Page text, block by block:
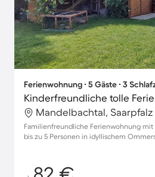
Ferienwohnung ∙ 5 Gäste ∙ 3
Mandelbachtal,
Familienfreundliche Ferienwohnung
bis zu 5 Personen in idyllischem